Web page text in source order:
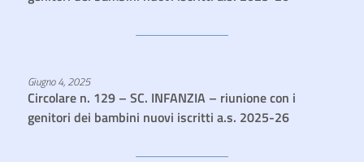
Giugno 4, 2025
Circolare n. 129 – SC. INFANZIA – riunione con i
genitori dei bambini nuovi iscritti a.s. 2025-26